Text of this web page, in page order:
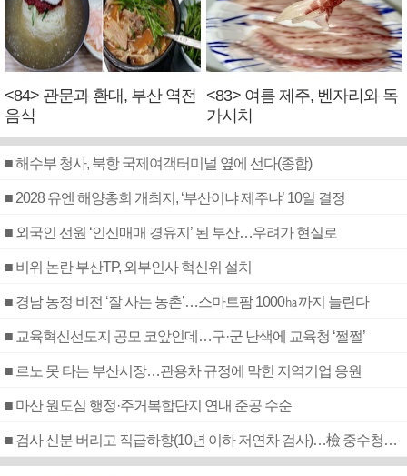
<84> 관문과 환대, 부산 역전
음식
<83> 여름 제주, 벤자리와 독
가시치
■ 해수부 청사, 북항 국제여객터미널 옆에 선다(종합)
■ 2028 유엔 해양총회 개최지, ‘부산이냐 제주냐’ 10일 결정
■ 외국인 선원 ‘인신매매 경유지’ 된 부산…우려가 현실로
■ 비위 논란 부산TP, 외부인사 혁신위 설치
■ 경남 농정 비전 ‘잘 사는 농촌’…스마트팜 1000㏊까지 늘린다
■ 교육혁신선도지 공모 코앞인데…구·군 난색에 교육청 ‘쩔쩔’
■ 르노 못 타는 부산시장…관용차 규정에 막힌 지역기업 응원
■ 마산 원도심 행정·주거복합단지 연내 준공 수순
■ 검사 신분 버리고 직급하향(10년 이하 저연차 검사)…檢 중수청행 기피